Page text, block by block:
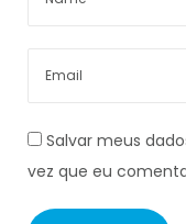
Salvar meus
vez que eu